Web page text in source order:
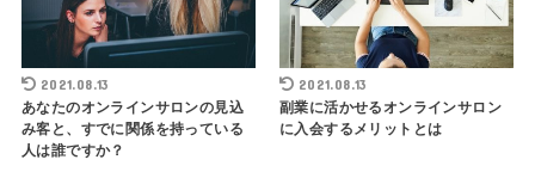
2021.08.13
あなたのオンラインサロンの見込
み客と、すでに関係を持っている
人は誰ですか？
2021.08.13
副業に活かせるオンラインサロン
に入会するメリットとは